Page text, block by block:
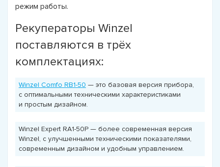
режим работы.
Рекуператоры Winzel
поставляются в трёх
комплектациях:
Winzel Comfo RB1-50 — это базовая версия прибора,
с оптимальными техническими характеристиками
и простым дизайном.
Winzel Expert RA1-50P — более современная версия
Winzel, с улучшенными техническими показателями,
современным дизайном и удобным управлением.